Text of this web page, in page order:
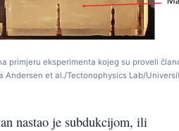
primjeru eksperimenta kojeg su proveli
Andersen et al./Tectonophysics Lab/
nastao je subdukcijom, ili